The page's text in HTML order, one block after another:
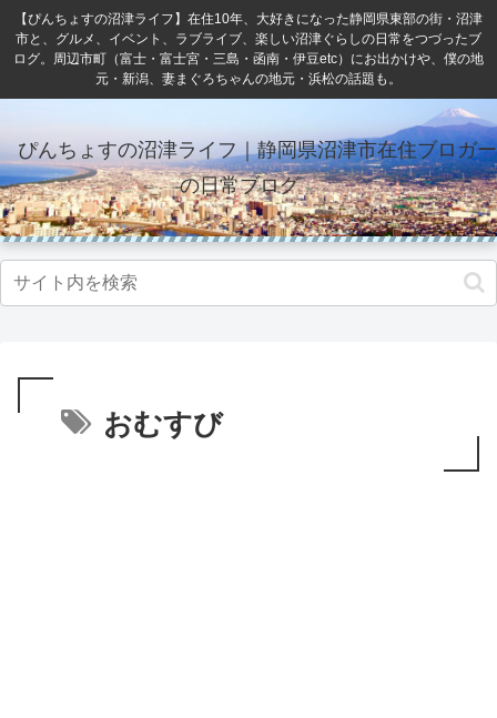
【ぴんちょすの沼津ライフ】在住10年、大好きになった静岡県東部の街・沼津
市と、グルメ、イベント、ラブライブ、楽しい沼津ぐらしの日常をつづったブ
ログ。周辺市町（富士・富士宮・三島・函南・伊豆etc）にお出かけや、僕の地
元・新潟、妻まぐろちゃんの地元・浜松の話題も。
ぴんちょすの沼津ライフ｜静岡県沼津市在住ブロガー
の日常ブログ
おむすび